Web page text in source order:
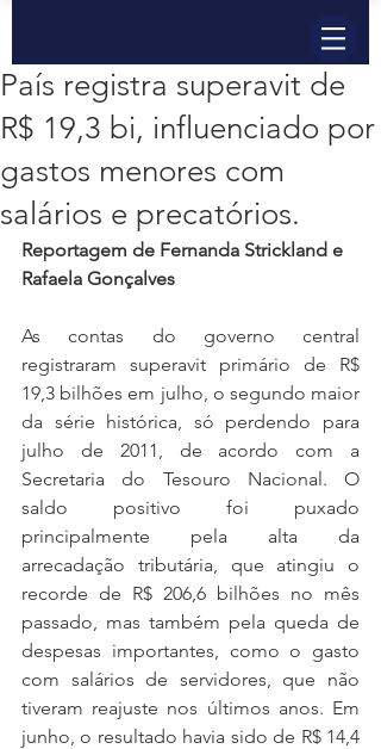
País registra superavit de
R$ 19,3 bi, influenciado por
gastos menores com
salários e precatórios.
Reportagem de Fernanda Strickland e
Rafaela Gonçalves
As contas do governo central
registraram superavit primário de R$
19,3 bilhões em julho, o segundo maior
da série histórica, só perdendo para
julho de 2011, de acordo com a
Secretaria do Tesouro Nacional. O
saldo positivo foi puxado
principalmente pela alta da
arrecadação tributária, que atingiu o
recorde de R$ 206,6 bilhões no mês
passado, mas também pela queda de
despesas importantes, como o gasto
com salários de servidores, que não
tiveram reajuste nos últimos anos. Em
junho, o resultado havia sido de R$ 14,4